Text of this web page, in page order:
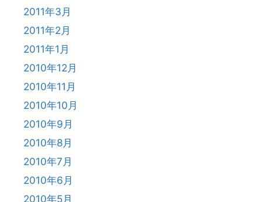
2011年3月
2011年2月
2011年1月
2010年12月
2010年11月
2010年10月
2010年9月
2010年8月
2010年7月
2010年6月
2010年5月